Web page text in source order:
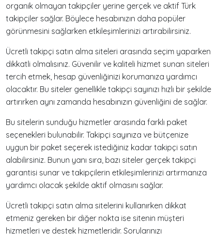
organik olmayan takipçiler yerine gerçek ve aktif Türk
takipçiler sağlar. Böylece hesabınızın daha popüler
görünmesini sağlarken etkileşimlerinizi artırabilirsiniz.
Ücretli takipçi satın alma siteleri arasında seçim yaparken
dikkatli olmalısınız. Güvenilir ve kaliteli hizmet sunan siteleri
tercih etmek, hesap güvenliğinizi korumanıza yardımcı
olacaktır. Bu siteler genellikle takipçi sayınızı hızlı bir şekilde
artırırken aynı zamanda hesabınızın güvenliğini de sağlar.
Bu sitelerin sunduğu hizmetler arasında farklı paket
seçenekleri bulunabilir. Takipçi sayınıza ve bütçenize
uygun bir paket seçerek istediğiniz kadar takipçi satın
alabilirsiniz. Bunun yanı sıra, bazı siteler gerçek takipçi
garantisi sunar ve takipçilerin etkileşimlerinizi artırmanıza
yardımcı olacak şekilde aktif olmasını sağlar.
Ücretli takipçi satın alma sitelerini kullanırken dikkat
etmeniz gereken bir diğer nokta ise sitenin müşteri
hizmetleri ve destek hizmetleridir. Sorularınızı